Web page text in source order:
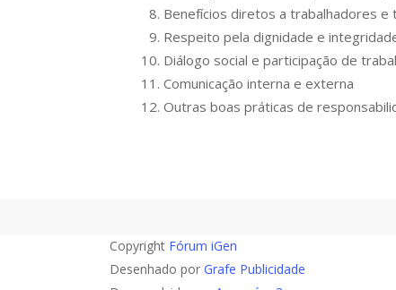
Benefícios diretos a trabalhadores e
Respeito pela dignidade e
Diálogo social e participação de
Comunicação interna e externa
Outras boas práticas de
Copyright Fórum iGen
Desenhado por Grafe Publicidade